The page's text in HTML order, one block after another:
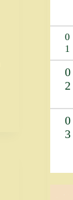
0
1
0
2
0
3